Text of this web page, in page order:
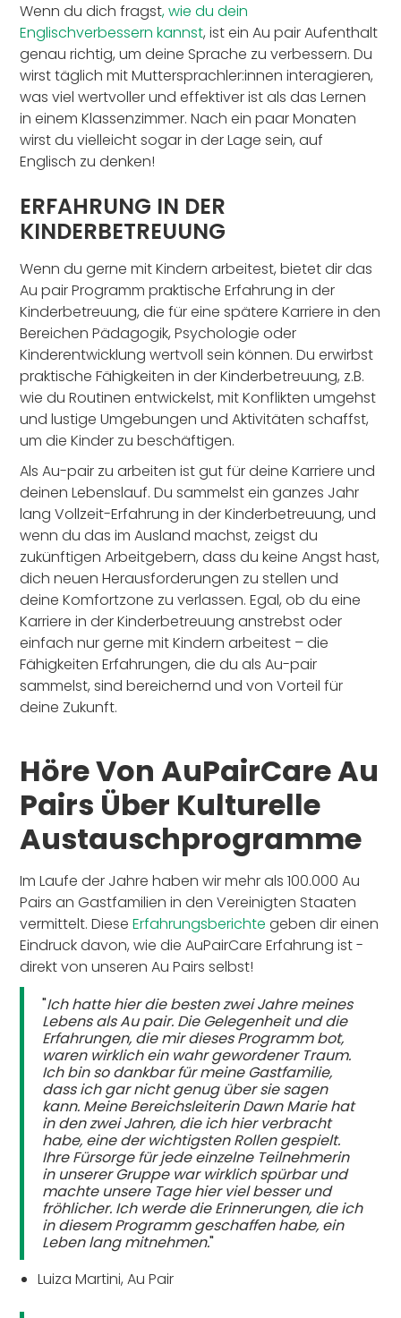
Wenn du dich fragst, wie du dein
Englischverbessern kannst, ist ein Au pair Aufenthalt
genau richtig, um deine Sprache zu verbessern. Du
wirst täglich mit Muttersprachler:innen interagieren,
was viel wertvoller und effektiver ist als das Lernen
in einem Klassenzimmer. Nach ein paar Monaten
wirst du vielleicht sogar in der Lage sein, auf
Englisch zu denken!
ERFAHRUNG IN DER
KINDERBETREUUNG
Wenn du gerne mit Kindern arbeitest, bietet dir das
Au pair Programm praktische Erfahrung in der
Kinderbetreuung, die für eine spätere Karriere in den
Bereichen Pädagogik, Psychologie oder
Kinderentwicklung wertvoll sein können. Du erwirbst
praktische Fähigkeiten in der Kinderbetreuung, z.B.
wie du Routinen entwickelst, mit Konflikten umgehst
und lustige Umgebungen und Aktivitäten schaffst,
um die Kinder zu beschäftigen.
Als Au-pair zu arbeiten ist gut für deine Karriere und
deinen Lebenslauf. Du sammelst ein ganzes Jahr
lang Vollzeit-Erfahrung in der Kinderbetreuung, und
wenn du das im Ausland machst, zeigst du
zukünftigen Arbeitgebern, dass du keine Angst hast,
dich neuen Herausforderungen zu stellen und
deine Komfortzone zu verlassen. Egal, ob du eine
Karriere in der Kinderbetreuung anstrebst oder
einfach nur gerne mit Kindern arbeitest – die
Fähigkeiten Erfahrungen, die du als Au-pair
sammelst, sind bereichernd und von Vorteil für
deine Zukunft.
Höre Von AuPairCare Au
Pairs Über Kulturelle
Austauschprogramme
Im Laufe der Jahre haben wir mehr als 100.000 Au
Pairs an Gastfamilien in den Vereinigten Staaten
vermittelt. DieseErfahrungsberichte geben dir einen
Eindruck davon, wie die AuPairCare Erfahrung ist -
direkt von unseren Au Pairs selbst!
"Ich hatte hier die besten zwei Jahre meines
Lebens als Au pair. Die Gelegenheit und die
Erfahrungen, die mir dieses Programm bot,
waren wirklich ein wahr gewordener Traum.
Ich bin so dankbar für meine Gastfamilie,
dass ich gar nicht genug über sie sagen
kann. Meine Bereichsleiterin Dawn Marie hat
in den zwei Jahren, die ich hier verbracht
habe, eine der wichtigsten Rollen gespielt.
Ihre Fürsorge für jede einzelne Teilnehmerin
in unserer Gruppe war wirklich spürbar und
machte unsere Tage hier viel besser und
fröhlicher. Ich werde die Erinnerungen, die ich
in diesem Programm geschaffen habe, ein
Leben lang mitnehmen."
Luiza Martini, Au Pair